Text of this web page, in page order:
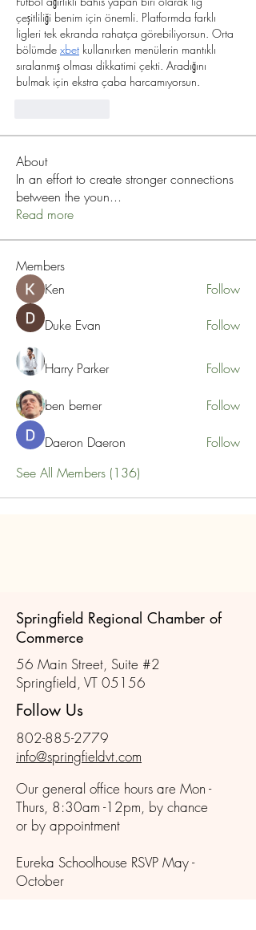
çeşitliliği benim için önemli. Platformda farklı
ligleri tek ekranda rahatça görebiliyorsun. Orta
bölümde xbet kullanırken menülerin mantıklı
sıralanmış olması dikkatimi çekti. Aradığını
bulmak için ekstra çaba harcamıyorsun.
About
In an effort to create stronger connections
between the youn...
Read more
Members
Ken
Follow
Duke Evan Follow
Harry Parker Follow
ben bemer Follow
Daeron Daeron
Follow
See All Members (136)
Springfield Regional Chamber of
Commerce
56 Main Street, Suite #2
Springfield, VT 05156
Follow Us
802-885-2779
info@springfieldvt.com
Our general office hours are Mon -
Thurs, 8:30am -12pm, by chance
or by appointment
Eureka Schoolhouse RSVP May -
October